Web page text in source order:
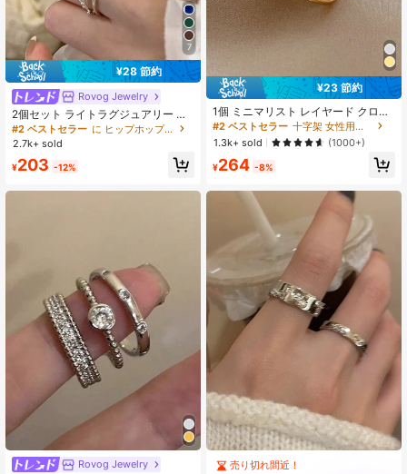
7
¥28 節約
Rovog Jewelry
2個セット ライトラグジュアリー フ
レンチパーソナライズ 調整可能 シン
プル ファッショナブル ミニマリステ
#2 ベストセラー
に ヒップホップ 服装のおすすめ
2.7k+ sold
¥203 -12%
Rovog Jewelry
¥23 節約
1個 ミニマリスト レイヤード クロス
クラウンデザイン 調整可能なオープ
ンリング、ユニークで多用途
#2 ベストセラー
十字架 女性用リング
1.3k+ sold
(1000+)
¥264 -8%
売り切れ間近！